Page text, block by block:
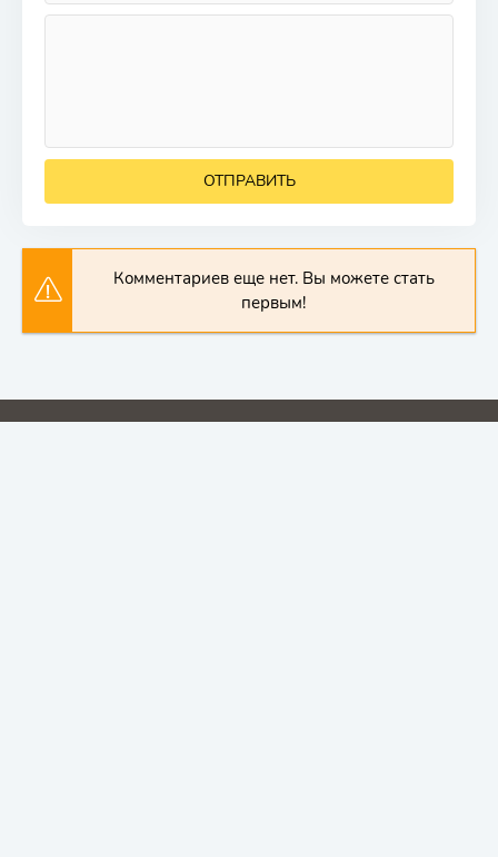
ОТПРАВИТЬ
Комментариев еще нет. Вы можете стать
первым!